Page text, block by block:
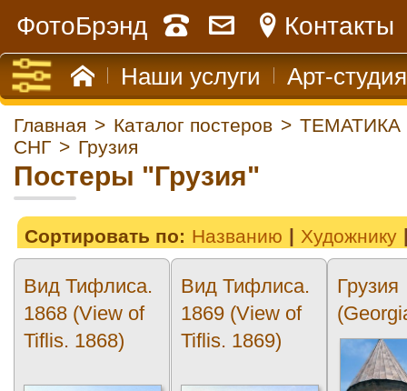
ФотоБрэнд Контакты
Наши услуги Арт-студия
Главная > Каталог постеров > ТЕМАТИКА
СНГ > Грузия
Постеры "Грузия"
Сортировать по: Названию Художнику
Вид Тифлиса.
1868 (View of
Tiflis. 1868)
Вид Тифлиса.
1869 (View of
Tiflis. 1869)
Грузия